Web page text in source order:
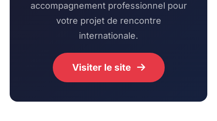
accompagnement professionnel pour
votre projet de rencontre
internationale.
Visiter le site